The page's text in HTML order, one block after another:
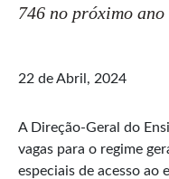
746 no próximo
22 de Abril, 2024
A Direção-Geral do
vagas para o regime
especiais de acesso